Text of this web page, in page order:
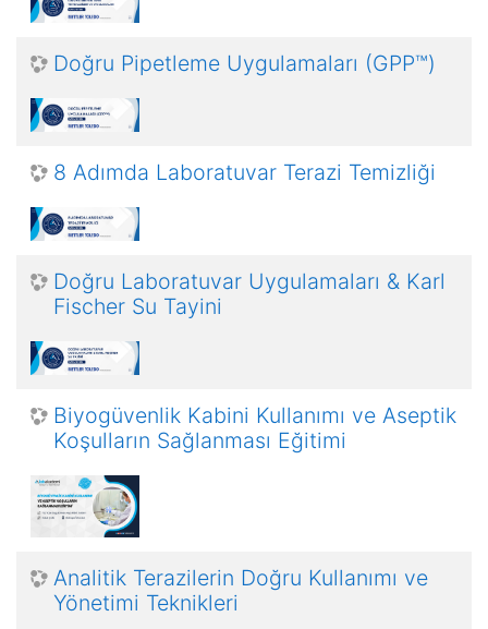
Doğru Pipetleme Uygulamaları (GPP™)
8 Adımda Laboratuvar Terazi Temizliği
Doğru Laboratuvar Uygulamaları & Karl
Fischer Su Tayini
Biyogüvenlik Kabini Kullanımı ve Aseptik
Koşulların Sağlanması Eğitimi
Analitik Terazilerin Doğru Kullanımı ve
Yönetimi Teknikleri